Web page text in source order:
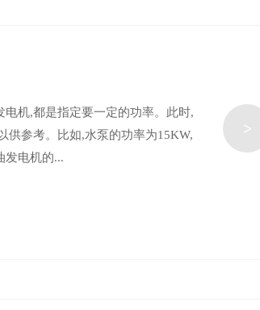
机,都是指定要一定的功率。此时,
供参考。比如,水泵的功率为15KW,
发电机的...
>